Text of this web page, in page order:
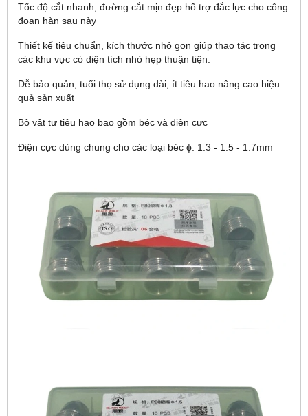
Tốc độ cắt nhanh, đường cắt mịn đẹp hổ trợ đắc lực cho công
đoạn hàn sau này
Thiết kế tiêu chuẩn, kích thước nhỏ gọn giúp thao tác trong
các khu vực có diện tích nhỏ hẹp thuận tiện.
Dễ bảo quản, tuổi thọ sử dụng dài, ít tiêu hao nâng cao hiệu
quả sản xuất
Bộ vật tư tiêu hao bao gồm béc và điện cực
Điện cực dùng chung cho các loại béc ϕ: 1.3 - 1.5 - 1.7mm